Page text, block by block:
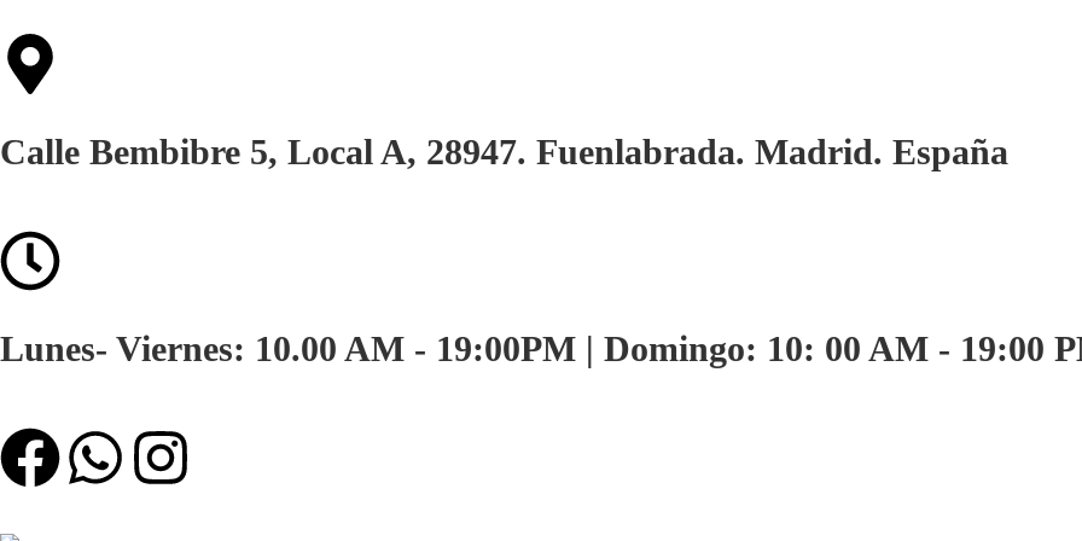
Calle Bembibre 5, Local A, 28947. Fuenlabrada. Madrid. España
Lunes- Viernes: 10.00 AM - 19:00PM | Domingo: 10: 00 AM - 19:00